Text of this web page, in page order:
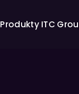
Produkty ITC